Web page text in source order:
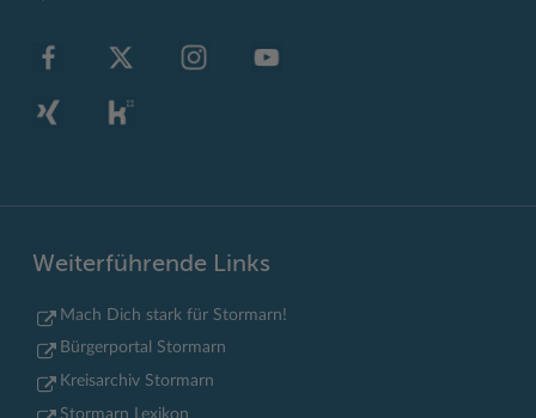
Weiterführende Links
Mach Dich stark für Stormarn!
Bürgerportal Stormarn
Kreisarchiv Stormarn
Stormarn Lexikon